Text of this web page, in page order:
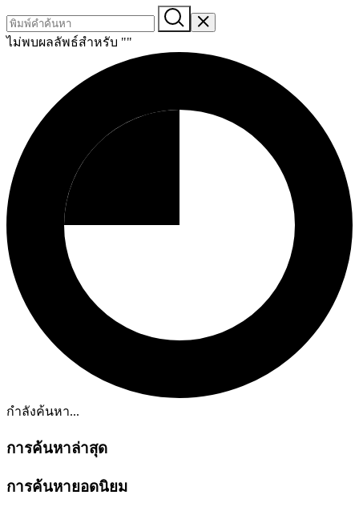
ไม่พบผลลัพธ์สำหรับ ""
กำลังค้นหา...
การค้นหาล่าสุด
การค้นหายอดนิยม